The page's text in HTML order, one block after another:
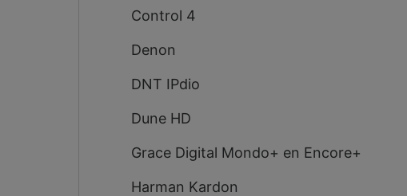
Control 4
Denon
DNT IPdio
Dune HD
Grace Digital Mondo+ en Encore+
Harman Kardon